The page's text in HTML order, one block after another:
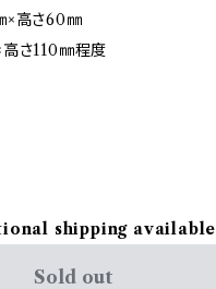
×高さ60㎜
さ110㎜程度
shipping available
Sold out